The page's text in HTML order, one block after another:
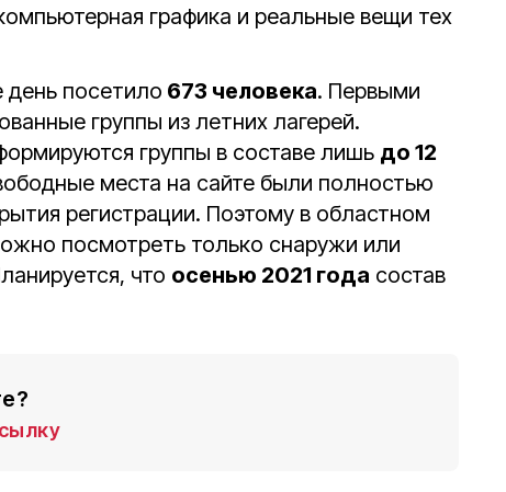
графика и реальные вещи тех
посетило 673 человека. Первыми
группы из летних лагерей.
группы в составе лишь до 12
места на сайте были полностью
регистрации. Поэтому в областном
посмотреть только снаружи или
что осенью 2021 года состав